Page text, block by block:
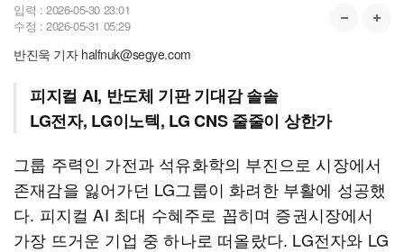
입력 : 2026-05-30 23:01
수정 : 2026-05-31 05:29
반진욱 기자 halfnuk@segye.com
피지컬 AI, 반도체 기판 기대감 솔솔
LG전자, LG이노텍, LG CNS 줄줄이 상한가
그룹 주력인 가전과 석유화학의 부진으로 시장에서
존재감을 잃어가던 LG그룹이 화려한 부활에 성공했
다. 피지컬 AI 최대 수혜주로 꼽히며 증권시장에서
가장 뜨거운 기업 중 하나로 떠올랐다. LG전자와 LG